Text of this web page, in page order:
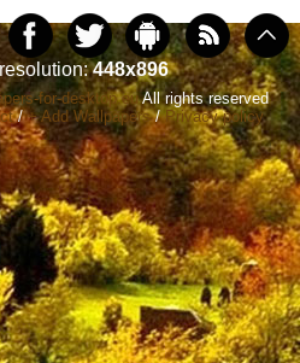
448x896
for-desktop.euAll rights reserved
/+ Add Wallpapers/Privacy policy